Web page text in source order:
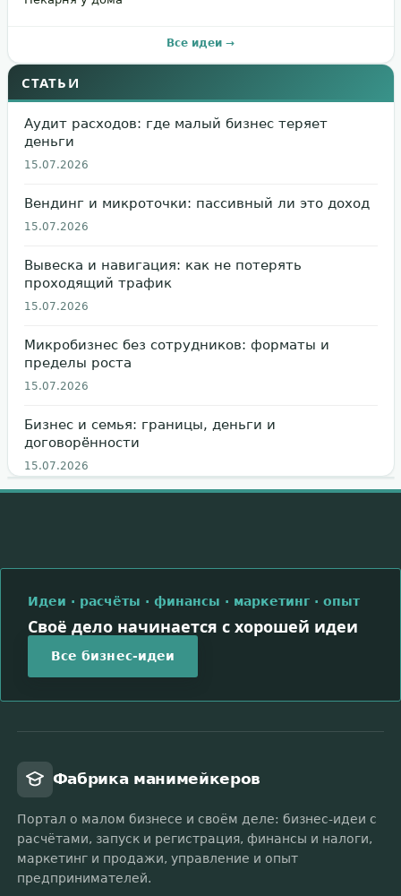
Все идеи →
СТАТЬИ
Аудит расходов: где малый бизнес теряет
деньги
15.07.2026
Вендинг и микроточки: пассивный ли это доход
15.07.2026
Вывеска и навигация: как не потерять
проходящий трафик
15.07.2026
Микробизнес без сотрудников: форматы и
пределы роста
15.07.2026
Бизнес и семья: границы, деньги и
договорённости
15.07.2026
Идеи · расчёты · финансы · маркетинг · опыт
Своё дело начинается с хорошей идеи
Все бизнес-идеи
Фабрика манимейкеров
Портал о малом бизнесе и своём деле: бизнес-идеи с
расчётами, запуск и регистрация, финансы и налоги,
маркетинг и продажи, управление и опыт
предпринимателей.